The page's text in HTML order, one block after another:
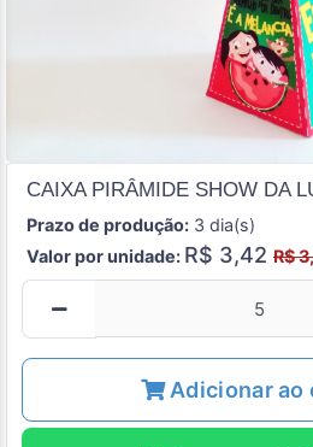
CAIXA PIRÂMIDE SHOW DA
Prazo de produção: 3 dia(s)
Valor por unidade: R$ 3,42 R$
Adicionar ao